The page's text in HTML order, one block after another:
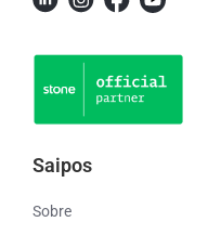
Saipos
Sobre